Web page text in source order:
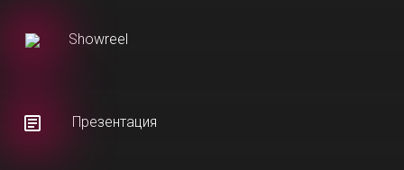
Showreel
Презентация